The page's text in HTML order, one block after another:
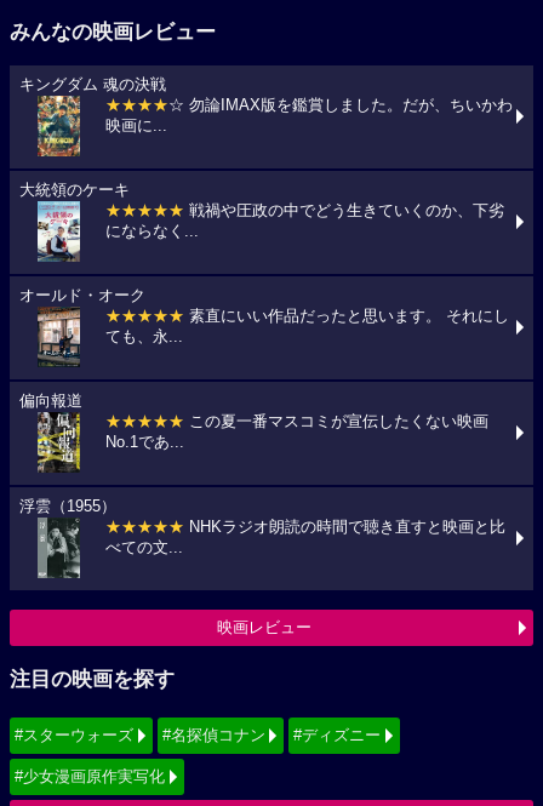
みんなの映画レビュー
キングダム 魂の決戦
★★★★☆ 勿論IMAX版を鑑賞しました。だが、ちいかわ
映画に...
大統領のケーキ
★★★★★ 戦禍や圧政の中でどう生きていくのか、下劣
にならなく...
オールド・オーク
★★★★★ 素直にいい作品だったと思います。 それにし
ても、永...
偏向報道
★★★★★ この夏一番マスコミが宣伝したくない映画
No.1であ...
浮雲（1955）
★★★★★ NHKラジオ朗読の時間で聴き直すと映画と比
べての文...
映画レビュー
注目の映画を探す
#スターウォーズ #名探偵コナン #ディズニー
#少女漫画原作実写化